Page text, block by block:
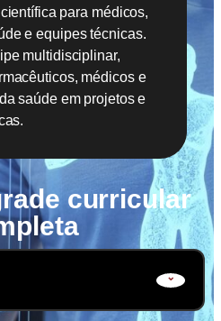
para médicos,
e equipes técnicas.
multidisciplinar,
médicos e
saúde em projetos e
curricular